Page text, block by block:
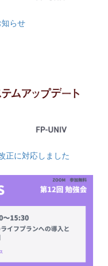
らせ
正に対応しました